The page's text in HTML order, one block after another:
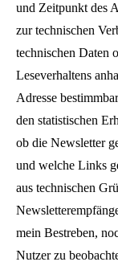
und Zeitpunkt des
zur technischen
technischen Daten
Leseverhaltens
Adresse
den statistischen
ob die Newsletter
und welche Links
aus technischen
mein Bestreben,
Nutzer zu